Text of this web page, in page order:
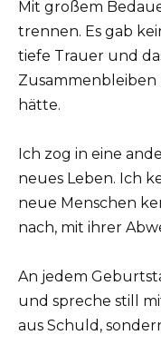
Mit großem
trennen. Es gab
tiefe Trauer und
hätte.
Ich zog in eine
neues Leben. Ich
neue Menschen
nach, mit ihrer
An jedem
und spreche still
aus Schuld,